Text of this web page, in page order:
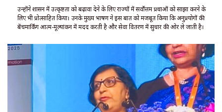
उन्होंने शासन में उत्कृष्टता को बढ़ावा देने के लिए राज्यों में सर्वोत्तम प्रथाओं को साझा करने के
लिए भी प्रोत्साहित किया। उनके मुख्य भाषण ने इस बात को मजबूत किया कि अनुप्रयोगों की
बेंचमार्किंग आत्म-मूल्यांकन में मदद करती है और सेवा वितरण में सुधार की ओर ले जाती है।